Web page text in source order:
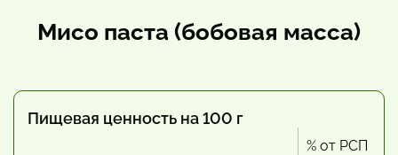
Мисо паста (бобовая масса)
Пищевая ценность на 100 г
% от РСП